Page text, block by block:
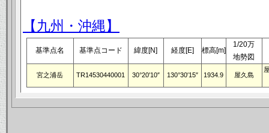
【九州・沖縄】
基準点名 基準点コード 緯度[N] 経度[E] 標高[m]
1/20万
地勢図
宮之浦岳 TR14530440001 30°20′10″ 130°30′15″ 1934.9 屋久島